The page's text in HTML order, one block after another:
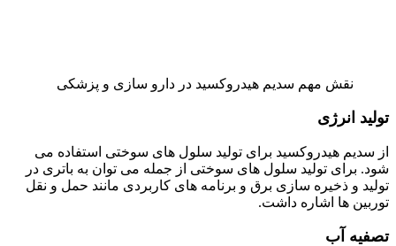
نقش مهم سدیم هیدروکسید در دارو سازی و پزشکی
تولید انرژی
از سدیم هیدروکسید برای تولید سلول های سوختی استفاده می
شود. برای تولید سلول های سوختی از جمله می توان به باتری در
تولید و ذخیره سازی برق و برنامه های کاربردی مانند حمل و نقل
توربین ها اشاره داشت.
تصفیه آب